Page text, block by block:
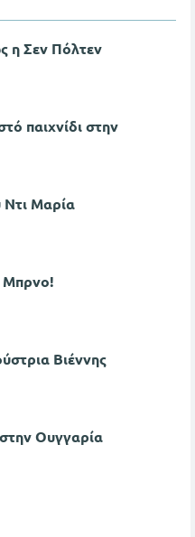
η Σεν Πόλτεν
παιχνίδι στην
Ντι Μαρία
Μπρνο!
Βιέννης
Ουγγαρία